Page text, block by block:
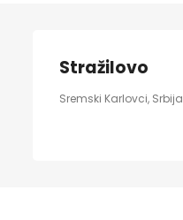
Stražilovo
Sremski Karlovci, Srbija